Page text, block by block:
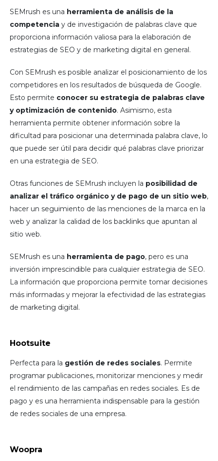
SEMrush es una herramienta de análisis de la
competencia y de investigación de palabras clave que
proporciona información valiosa para la elaboración de
estrategias de SEO y de marketing digital en general.
Con SEMrush es posible analizar el posicionamiento de los
competidores en los resultados de búsqueda de Google.
Esto permite conocer su estrategia de palabras clave
y optimización de contenido. Asimismo, esta
herramienta permite obtener información sobre la
dificultad para posicionar una determinada palabra clave, lo
que puede ser útil para decidir qué palabras clave priorizar
en una estrategia de SEO.
Otras funciones de SEMrush incluyen la posibilidad de
analizar el tráfico orgánico y de pago de un sitio web,
hacer un seguimiento de las menciones de la marca en la
web y analizar la calidad de los backlinks que apuntan al
sitio web.
SEMrush es una herramienta de pago, pero es una
inversión imprescindible para cualquier estrategia de SEO.
La información que proporciona permite tomar decisiones
más informadas y mejorar la efectividad de las estrategias
de marketing digital.
Hootsuite
Perfecta para la gestión de redes sociales. Permite
programar publicaciones, monitorizar menciones y medir
el rendimiento de las campañas en redes sociales. Es de
pago y es una herramienta indispensable para la gestión
de redes sociales de una empresa.
Woopra